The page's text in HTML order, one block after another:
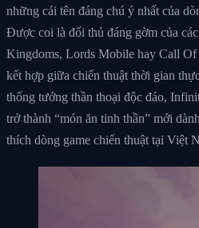
những cái tên đáng chú ý nhất của
Được coi là đối thủ đáng gờm của
Kingdoms, Lords Mobile hay Call
kết hợp giữa chiến thuật thời gian
thống tướng thần thoại độc đáo,
trở thành “món ăn tinh thần” mới
thích dòng game chiến thuật tại Việt